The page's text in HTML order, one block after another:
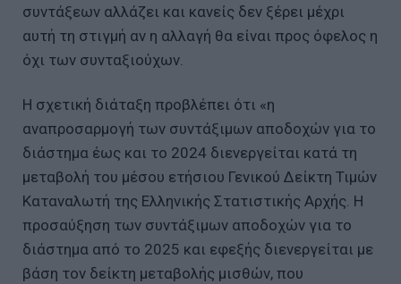
συντάξεων αλλάζει και κανείς δεν ξέρει μέχρι
αυτή τη στιγμή αν η αλλαγή θα είναι προς όφελος η
όχι των συνταξιούχων.
Η σχετική διάταξη προβλέπει ότι «η
αναπροσαρμογή των συντάξιμων αποδοχών για το
διάστημα έως και το 2024 διενεργείται κατά τη
μεταβολή του μέσου ετήσιου Γενικού Δείκτη Τιμών
Καταναλωτή της Ελληνικής Στατιστικής Αρχής. Η
προσαύξηση των συντάξιμων αποδοχών για το
διάστημα από το 2025 και εφεξής διενεργείται με
βάση τον δείκτη μεταβολής μισθών, που